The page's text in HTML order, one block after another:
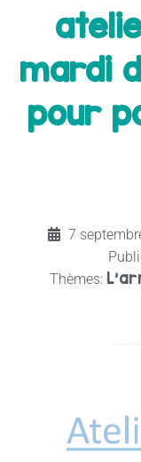
mardi
pour
7
Thèmes: